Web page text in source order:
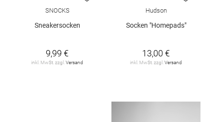
SNOCKS
Sneakersocken
9,99 €
inkl. MwSt. zzgl. Versand
Hudson
Socken "Homepads"
13,00 €
inkl. MwSt. zzgl. Versand